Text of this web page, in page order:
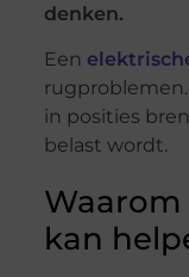
denken.
Een
in posities
belast wordt.
kan